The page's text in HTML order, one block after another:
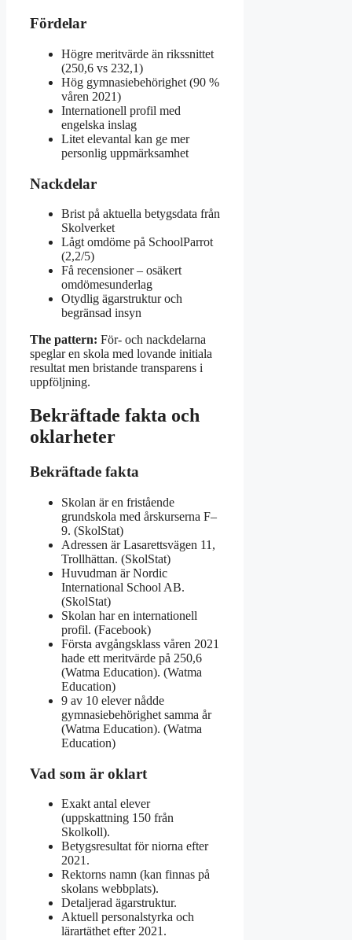
Fördelar
Högre meritvärde än rikssnittet
(250,6 vs 232,1)
Hög gymnasiebehörighet (90 %
våren 2021)
Internationell profil med
engelska inslag
Litet elevantal kan ge mer
personlig uppmärksamhet
Nackdelar
Brist på aktuella betygsdata från
Skolverket
Lågt omdöme på SchoolParrot
(2,2/5)
Få recensioner – osäkert
omdömesunderlag
Otydlig ägarstruktur och
begränsad insyn
The pattern: För- och nackdelarna
speglar en skola med lovande initiala
resultat men bristande transparens i
uppföljning.
Bekräftade fakta och
oklarheter
Bekräftade fakta
Skolan är en fristående
grundskola med årskurserna F–
9. (SkolStat)
Adressen är Lasarettsvägen 11,
Trollhättan. (SkolStat)
Huvudman är Nordic
International School AB.
(SkolStat)
Skolan har en internationell
profil. (Facebook)
Första avgångsklass våren 2021
hade ett meritvärde på 250,6
(Watma Education). (Watma
Education)
9 av 10 elever nådde
gymnasiebehörighet samma år
(Watma Education). (Watma
Education)
Vad som är oklart
Exakt antal elever
(uppskattning 150 från
Skolkoll).
Betygsresultat för niorna efter
2021.
Rektorns namn (kan finnas på
skolans webbplats).
Detaljerad ägarstruktur.
Aktuell personalstyrka och
lärartäthet efter 2021.